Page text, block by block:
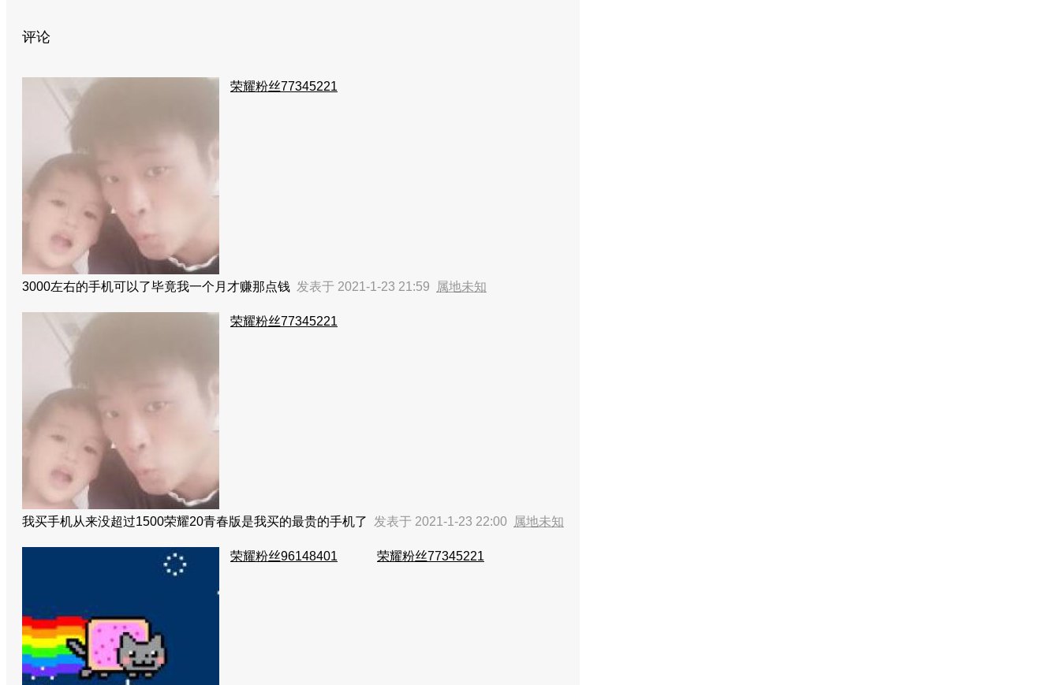
评论
荣耀粉丝77345221
3000左右的手机可以了毕竟我一个月才赚那点钱 发表于 2021-1-23 21:59 属地未知
荣耀粉丝77345221
我买手机从来没超过1500荣耀20青春版是我买的最贵的手机了 发表于 2021-1-23 22:00 属地未知
荣耀粉丝96148401 荣耀粉丝77345221